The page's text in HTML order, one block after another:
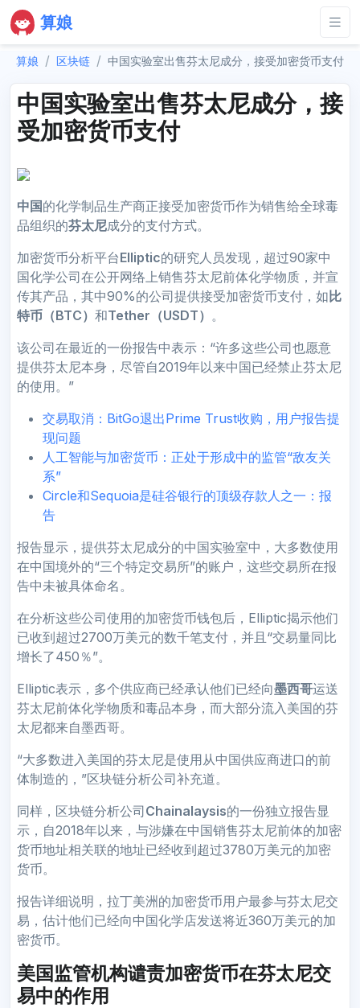
算娘
算娘 区块链 中国实验室出售芬太尼成分，接受加密货币支付
中国实验室出售芬太尼成分，接
受加密货币支付
中国的化学制品生产商正接受加密货币作为销售给全球毒
品组织的芬太尼成分的支付方式。
加密货币分析平台Elliptic的研究人员发现，超过90家中
国化学公司在公开网络上销售芬太尼前体化学物质，并宣
传其产品，其中90%的公司提供接受加密货币支付，如比
特币（BTC） 和Tether（USDT） 。
该公司在最近的一份报告中表示：“许多这些公司也愿意
提供芬太尼本身，尽管自2019年以来中国已经禁止芬太尼
的使用。”
交易取消：BitGo退出Prime Trust收购，用户报告提
现问题
人工智能与加密货币：正处于形成中的监管“敌友关
系”
Circle和Sequoia是硅谷银行的顶级存款人之一：报
告
报告显示，提供芬太尼成分的中国实验室中，大多数使用
在中国境外的“三个特定交易所”的账户，这些交易所在报
告中未被具体命名。
在分析这些公司使用的加密货币钱包后，Elliptic揭示他们
已收到超过2700万美元的数千笔支付，并且“交易量同比
增长了450％”。
Elliptic表示，多个供应商已经承认他们已经向墨西哥运送
芬太尼前体化学物质和毒品本身，而大部分流入美国的芬
太尼都来自墨西哥。
“大多数进入美国的芬太尼是使用从中国供应商进口的前
体制造的，”区块链分析公司补充道。
同样，区块链分析公司Chainalaysis的一份独立报告显
示，自2018年以来，与涉嫌在中国销售芬太尼前体的加密
货币地址相关联的地址已经收到超过3780万美元的加密
货币。
报告详细说明，拉丁美洲的加密货币用户最参与芬太尼交
易，估计他们已经向中国化学店发送将近360万美元的加
密货币。
美国监管机构谴责加密货币在芬太尼交
易中的作用